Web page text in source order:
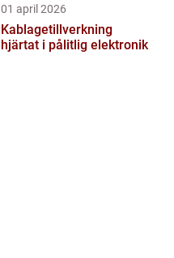
01 april 2026
Kablagetillverkning
hjärtat i pålitlig elektronik